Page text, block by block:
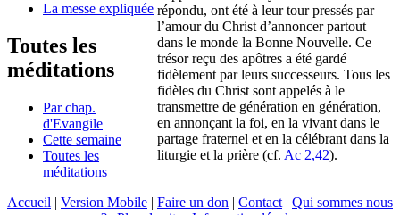
La messe expliquée
Toutes les
méditations
Par chap.
d'Evangile
Cette semaine
Toutes les
méditations
répondu, ont été à leur tour pressés par
l’amour du Christ d’annoncer partout
dans le monde la Bonne Nouvelle. Ce
trésor reçu des apôtres a été gardé
fidèlement par leurs successeurs. Tous les
fidèles du Christ sont appelés à le
transmettre de génération en génération,
en annonçant la foi, en la vivant dans le
partage fraternel et en la célébrant dans la
liturgie et la prière (cf. Ac 2,42).
Accueil | Version Mobile | Faire un don | Contact | Qui sommes nous